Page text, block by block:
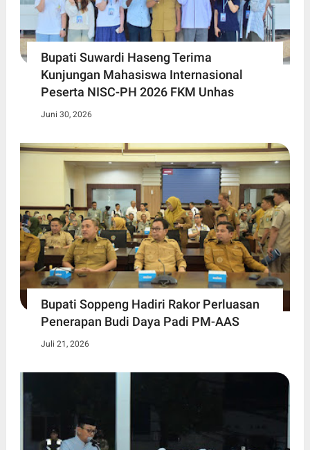
Bupati Suwardi Haseng Terima
Kunjungan Mahasiswa Internasional
Peserta NISC-PH 2026 FKM Unhas
Juni 30, 2026
Bupati Soppeng Hadiri Rakor Perluasan
Penerapan Budi Daya Padi PM-AAS
Juli 21, 2026